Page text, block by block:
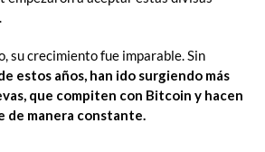
su crecimiento fue imparable. Sin
estos años, han ido surgiendo más
que compiten con Bitcoin y hacen
de manera constante.